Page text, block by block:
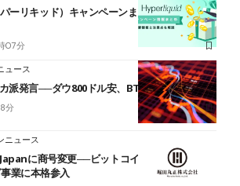
リキッド）キャンペーンまとめ【2026年8月
07分
ュース
派発言──ダウ800ドル安、BTC10万ドル割れ
分
ニュース
に商号変更──ビットコイン・トレジャリ
業に本格参入